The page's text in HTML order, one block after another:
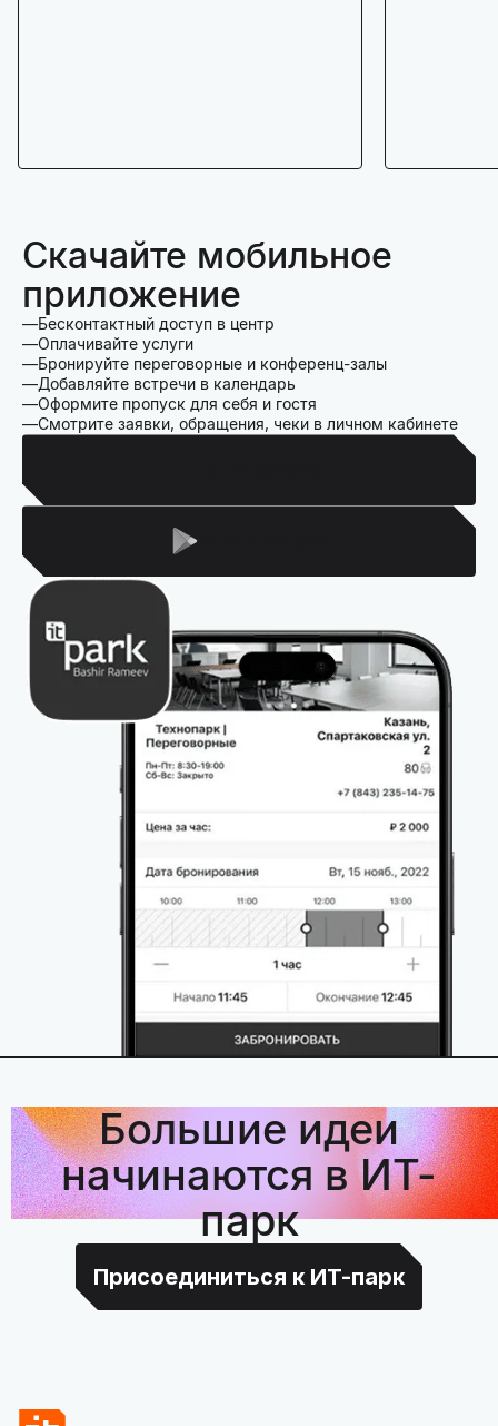
Скачайте мобильное
приложение
Бесконтактный доступ в центр
Оплачивайте услуги
Бронируйте переговорные и конференц-залы
Добавляйте встречи в календарь
Оформите пропуск для себя и гостя
Смотрите заявки, обращения, чеки в личном кабинете
Большие идеи
начинаются в ИТ-
парк
Присоединиться к ИТ-парк